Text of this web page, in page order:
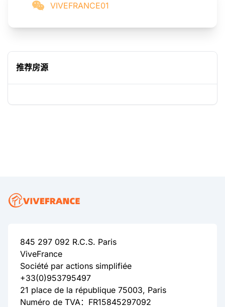
VIVEFRANCE01
推荐房源
845 297 092 R.C.S. Paris
ViveFrance
Société par actions simplifiée
+33(0)953795497
21 place de la république 75003, Paris
Numéro de TVA：FR15845297092